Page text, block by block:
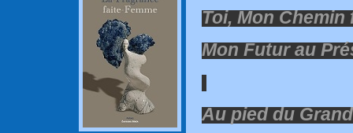
Toi, Mon Chemin
Mon Futur au
Au pied du